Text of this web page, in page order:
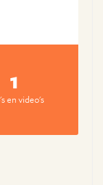
1
en video's